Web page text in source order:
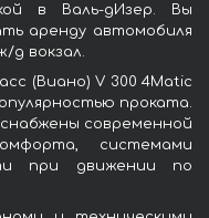
в Валь-дИзер. Вы
аренду автомобиля
д вокзал.
(Виано) V 300 4Matic
проката.
современной
системами
при движении по